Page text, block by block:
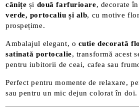
cănițe și două farfurioare, decorate
verde, portocaliu și alb, cu motive
prospețime.
Ambalajul elegant, o cutie decorată
satinată portocalie, transformă acest
pentru iubitorii de ceai, cafea sau
Perfect pentru momente de relaxare,
sau pentru un mic dejun colorat în doi.